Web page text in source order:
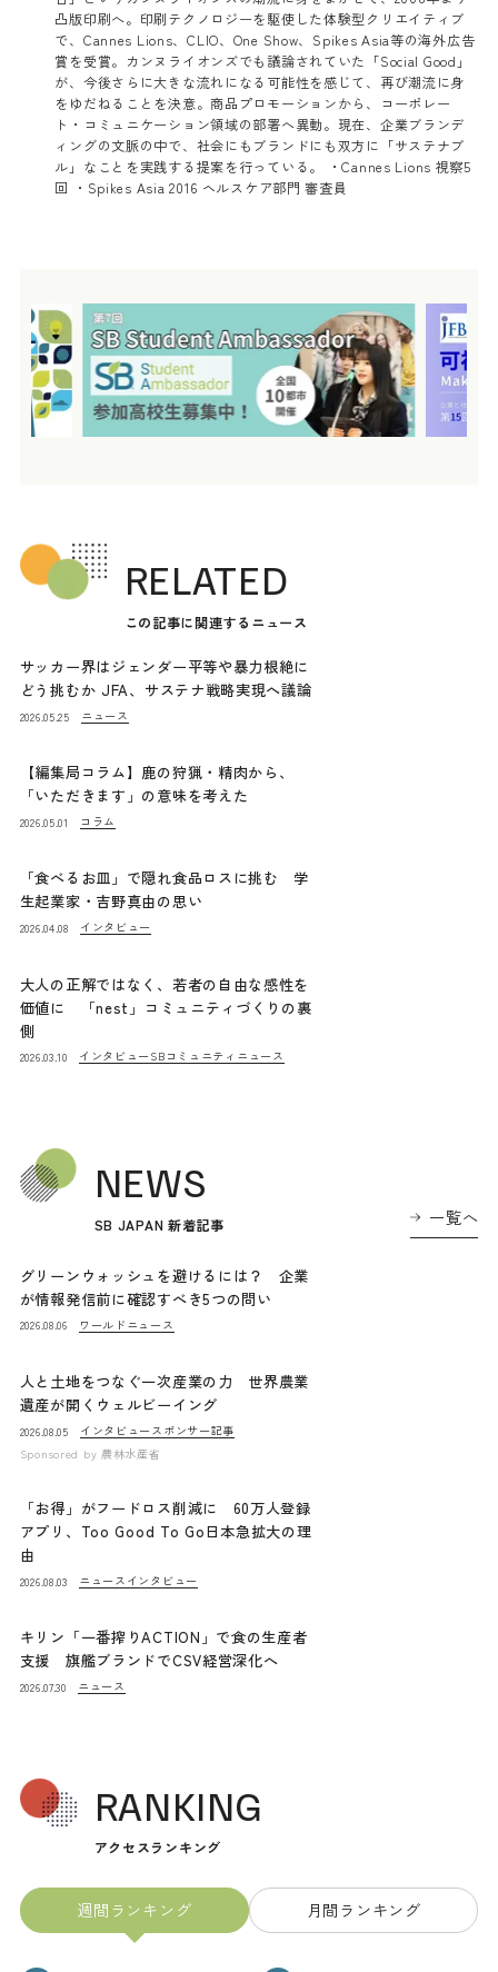
凸版印刷へ。印刷テクノロジーを駆使した体験型クリエイティブ
で、Cannes Lions、CLIO、One Show、Spikes Asia等の海外広告
賞を受賞。カンヌライオンズでも議論されていた「Social Good」
が、今後さらに大きな流れになる可能性を感じて、再び潮流に身
をゆだねることを決意。商品プロモーションから、コーポレー
ト・コミュニケーション領域の部署へ異動。現在、企業ブランデ
ィングの文脈の中で、社会にもブランドにも双方に「サステナブ
ル」なことを実践する提案を行っている。 ・Cannes Lions 視察5
回 ・Spikes Asia 2016 ヘルスケア部門 審査員
RELATED
この記事に関連するニュース
サッカー界はジェンダー平等や暴力根絶に
どう挑むか JFA、サステナ戦略実現へ議論
2026.05.25 ニュース
【編集局コラム】鹿の狩猟・精肉から、
「いただきます」の意味を考えた
2026.05.01 コラム
「食べるお皿」で隠れ食品ロスに挑む 学
生起業家・吉野真由の思い
2026.04.08 インタビュー
大人の正解ではなく、若者の自由な感性を
価値に 「nest」コミュニティづくりの裏
側
2026.03.10 インタビュー SBコミュニティニュース
NEWS
SB JAPAN 新着記事 一覧へ
グリーンウォッシュを避けるには？ 企業
が情報発信前に確認すべき5つの問い
2026.08.06 ワールドニュース
人と土地をつなぐ一次産業の力 世界農業
遺産が開くウェルビーイング
2026.08.05 インタビュー スポンサー記事
Sponsored by 農林水産省
「お得」がフードロス削減に 60万人登録
アプリ、Too Good To Go日本急拡大の理
由
2026.08.03 ニュース インタビュー
キリン「一番搾りACTION」で食の生産者
支援 旗艦ブランドでCSV経営深化へ
2026.07.30 ニュース
RANKING
アクセスランキング
週間ランキング 月間ランキング